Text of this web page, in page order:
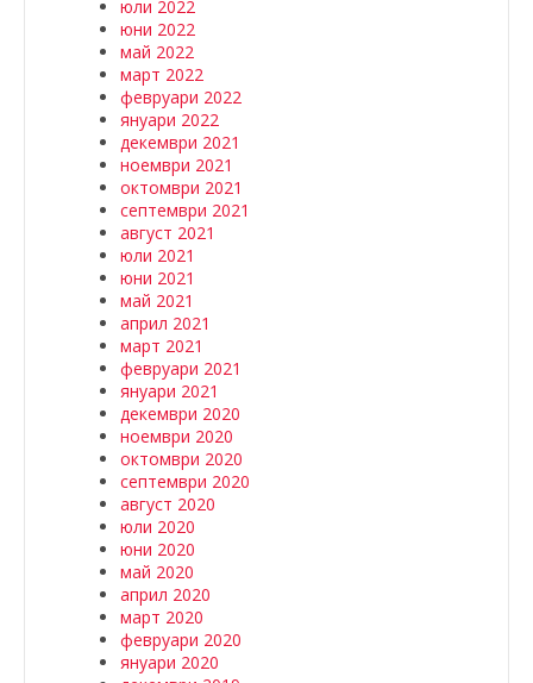
юли 2022
юни 2022
май 2022
март 2022
февруари 2022
януари 2022
декември 2021
ноември 2021
октомври 2021
септември 2021
август 2021
юли 2021
юни 2021
май 2021
април 2021
март 2021
февруари 2021
януари 2021
декември 2020
ноември 2020
октомври 2020
септември 2020
август 2020
юли 2020
юни 2020
май 2020
април 2020
март 2020
февруари 2020
януари 2020